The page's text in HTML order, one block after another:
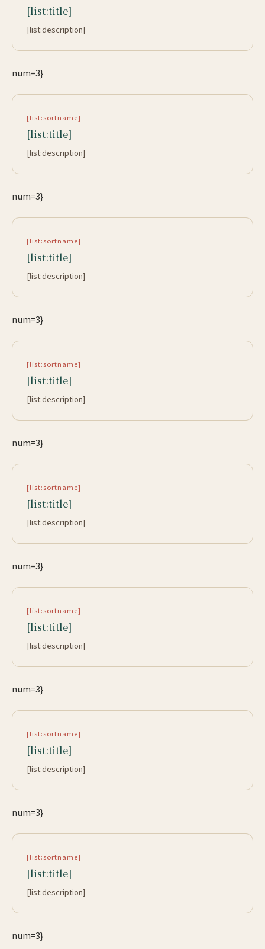
[list:title]
[list:description]
num=3}
[list:sortname]
[list:title]
[list:description]
num=3}
[list:sortname]
[list:title]
[list:description]
num=3}
[list:sortname]
[list:title]
[list:description]
num=3}
[list:sortname]
[list:title]
[list:description]
num=3}
[list:sortname]
[list:title]
[list:description]
num=3}
[list:sortname]
[list:title]
[list:description]
num=3}
[list:sortname]
[list:title]
[list:description]
num=3}